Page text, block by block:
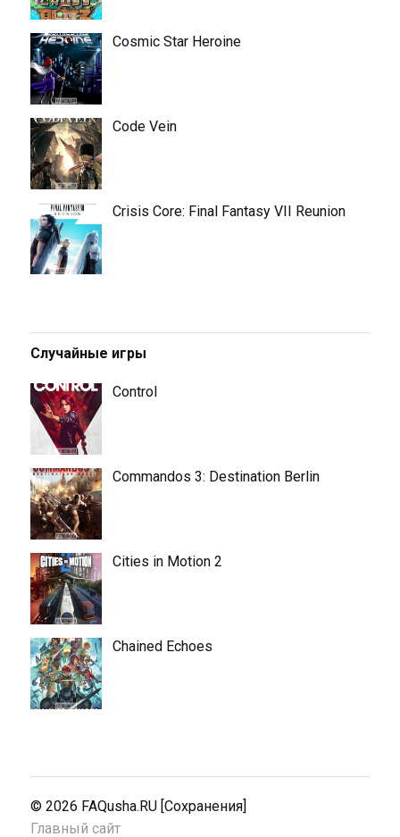
Cosmic Star Heroine
Code Vein
Crisis Core: Final Fantasy VII Reunion
Случайные игры
Control
Commandos 3: Destination Berlin
Cities in Motion 2
Chained Echoes
© 2026 FAQusha.RU [Сохранения]
Главный сайт